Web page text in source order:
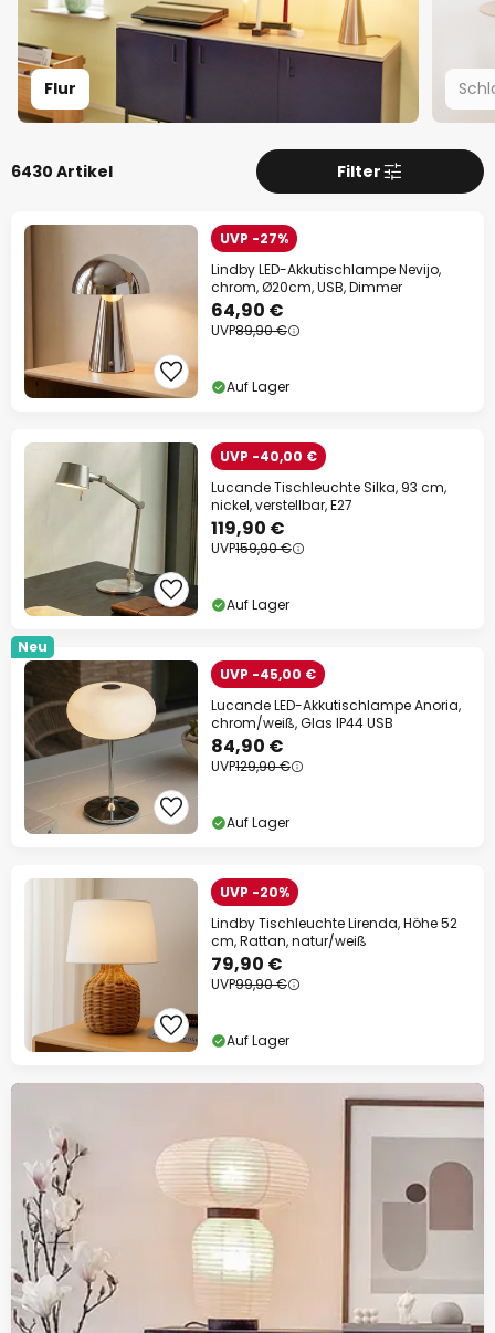
Flur
6430 Artikel Filter
UVP -27%
Lindby LED-Akkutischlampe Nevijo,
chrom, Ø20cm, USB, Dimmer
64,90 €
UVP89,90 €
Auf Lager
UVP -40,00 €
Lucande Tischleuchte Silka, 93 cm,
nickel, verstellbar, E27
119,90 €
UVP159,90 €
Auf Lager
Neu
UVP -45,00 €
Lucande LED-Akkutischlampe Anoria,
chrom/weiß, Glas IP44 USB
84,90 €
UVP129,90 €
Auf Lager
UVP -20%
Lindby Tischleuchte Lirenda, Höhe 52
cm, Rattan, natur/weiß
79,90 €
UVP99,90 €
Auf Lager